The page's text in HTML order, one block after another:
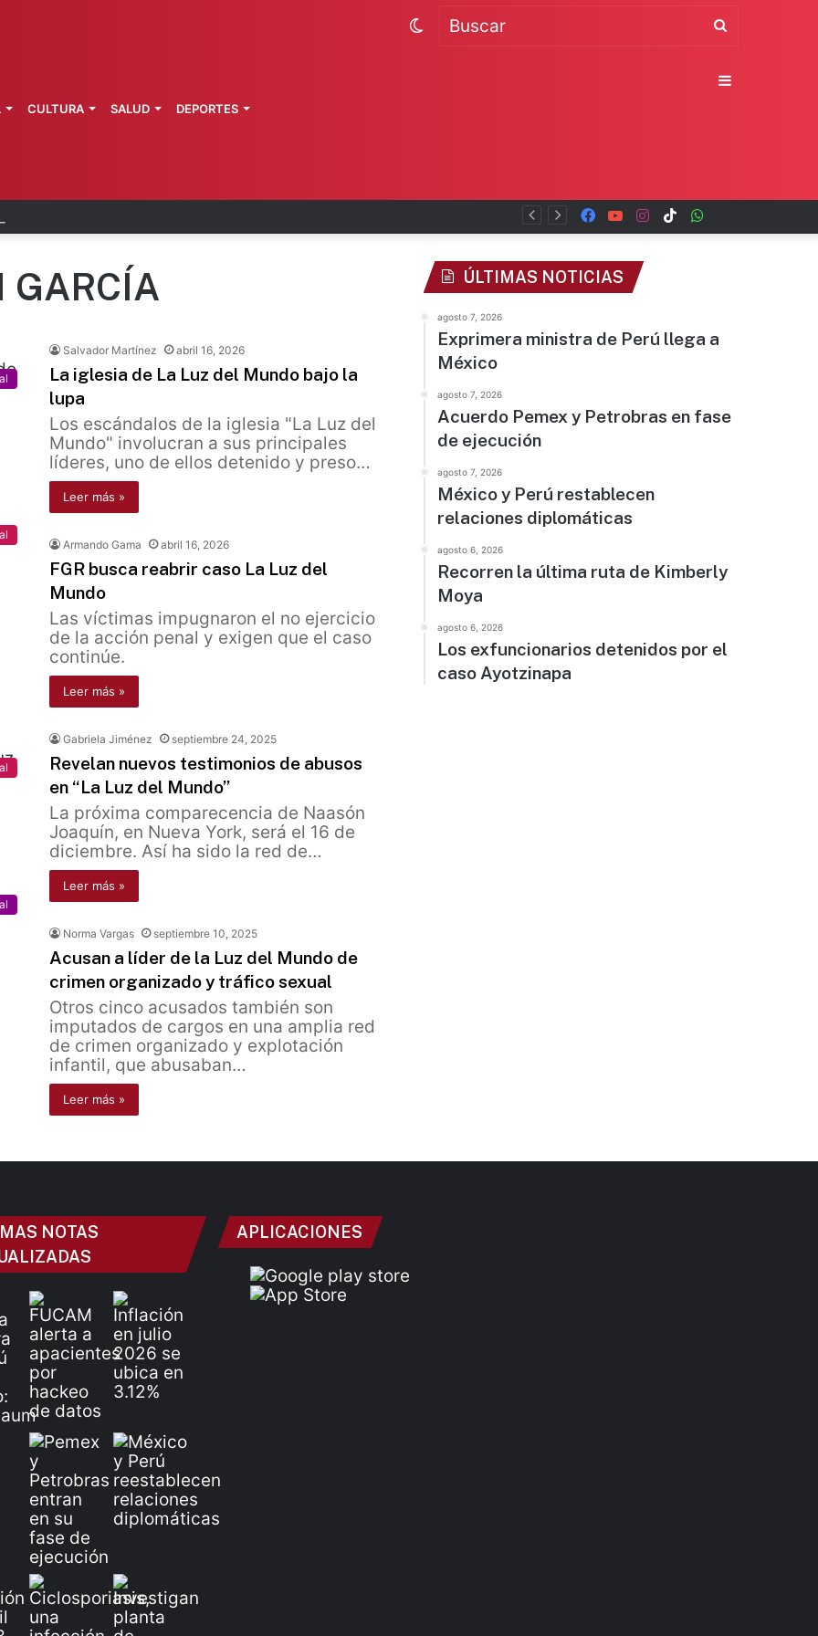
julio, la más baja en 6 años TikTok
Instagram
YouTube
Facebook
CULTURA SALUD DEPORTES
Switch
GARCÍA
Salvador Martínez abril 16, 2026
La iglesia de La Luz del Mundo bajo la
lupa
Los escándalos de la iglesia "La Luz del
Mundo" involucran a sus principales
líderes, uno de ellos detenido y preso…
Leer más »
Armando Gama abril 16, 2026
FGR busca reabrir caso La Luz del
Mundo
Las víctimas impugnaron el no ejercicio
de la acción penal y exigen que el caso
continúe.
Leer más »
Gabriela Jiménez septiembre 24, 2025
Revelan nuevos testimonios de abusos
en “La Luz del Mundo”
La próxima comparecencia de Naasón
Joaquín, en Nueva York, será el 16 de
diciembre. Así ha sido la red de…
Leer más »
Norma Vargas septiembre 10, 2025
Acusan a líder de la Luz del Mundo de
crimen organizado y tráfico sexual
Otros cinco acusados también son
imputados de cargos en una amplia red
de crimen organizado y explotación
infantil, que abusaban…
Leer más »
ÚLTIMAS NOTICIAS
agosto 7, 2026
Exprimera ministra de Perú llega a
México
agosto 7, 2026
Acuerdo Pemex y Petrobras en fase
de ejecución
agosto 7, 2026
México y Perú restablecen
relaciones diplomáticas
agosto 6, 2026
Recorren la última ruta de Kimberly
Moya
agosto 6, 2026
Los exfuncionarios detenidos por el
caso Ayotzinapa
NOTAS
APLICACIONES